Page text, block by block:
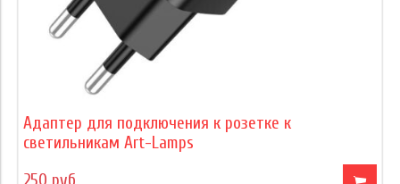
Адаптер для подключения к розетке к
светильникам Art-Lamps